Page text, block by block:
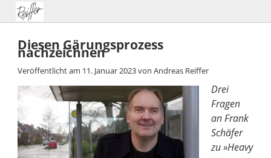
Diesen Gärungsprozess
nachzeichnen
Veröffentlicht am 11. Januar 2023vonAndreas Reiffer
Drei
Fragen
an Frank
Schäfer
zu »Heavy